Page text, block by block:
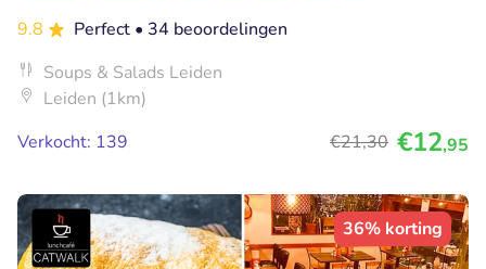
9.8
Perfect • 34 beoordelingen
Soups & Salads Leiden
Leiden (1km)
Verkocht: 139
€21,30 €12,95
36% korting